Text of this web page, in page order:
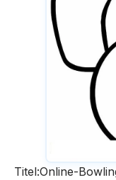
Titel:Online-